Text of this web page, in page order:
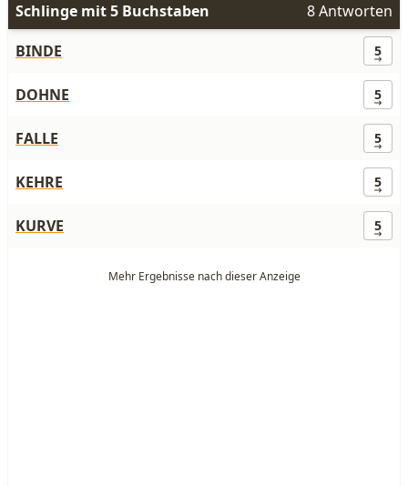
Schlinge mit 5 Buchstaben
8 Antworten
BINDE
5
DOHNE 5
FALLE 5
KEHRE 5
KURVE 5